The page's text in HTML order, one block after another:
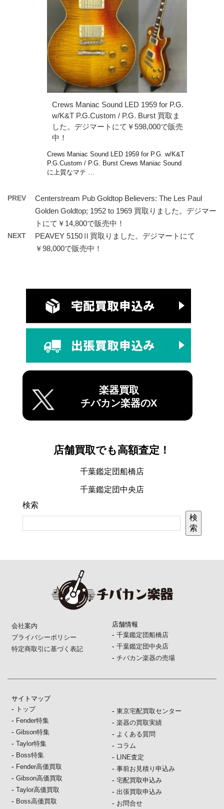
Crews Maniac Sound LED 1959 for P.G.
w/K&T P.G.Custom / P.G. Burst 買取ま
した。デジマートにて￥598,000で販売
中！
Crews Maniac Sound LED 1959 for P.G. w/K&T
P.G.Custom / P.G. Burst Crews Maniac Sound
に上質なマテ …
PREV
Centerstream Pub Goldtop Believers: The Les Paul
Golden Goldtop; 1952 to 1969 買取りました。デジマー
トにて￥14,800で販売中！
NEXT
PEAVEY 5150Ⅱ買取りました。デジマートにて
￥98,000で販売中！
楽器買取
チバカン楽器のX
店舗買取でも高額査定！
千葉鑑定団船橋店
千葉鑑定団中央店
検索
検
索
会社案内
プライバシーポリシー
特定商取引に基づく表記
店舗情報
- 千葉鑑定団船橋店
- 千葉鑑定団中央店
- チバカン楽器の売場
サイトマップ
- トップ
- Fender特集
-Gibson特集
-Taylor特集
- Boss特集
- Fender高価買取
-Gibson高価買取
-Taylor高価買取
- Boss高価買取
- 東京宅配買取センター
- 楽器の買取実績
- よくある質問
- コラム
- LINE査定
- 事前お見積り申込み
- 宅配買取申込み
- 出張買取申込み
- お問合せ